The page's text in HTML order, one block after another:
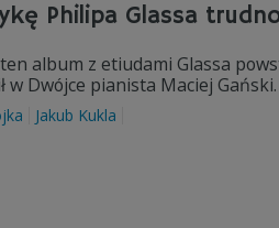
Philipa Glassa
album z etiudami Glassa
Dwójce pianista Maciej Gański.
Jakub Kukla